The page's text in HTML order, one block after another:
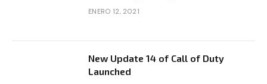
ENERO 12, 2021
New Update 14 of Call of Duty
Launched